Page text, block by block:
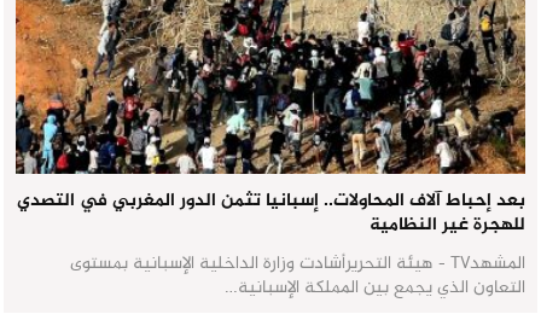
بعد إحباط آلاف المحاولات.. إسبانيا تثمن الدور المغربي في التصدي
للهجرة غير النظامية
المشهدTV - هيئة التحريرأشادت وزارة الداخلية الإسبانية بمستوى
التعاون الذي يجمع بين المملكة الإسبانية…